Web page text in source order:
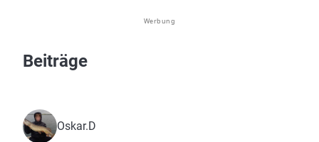
Werbung
Beiträge
Oskar.D